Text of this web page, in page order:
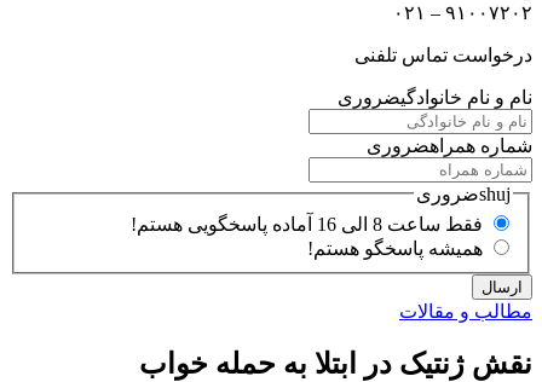
۹۱۰۰۷۲۰۲ – ۰۲۱
درخواست تماس تلفنی
نام و نام خانوادگیضروری
شماره همراهضروری
shujضروری
فقط ساعت 8 الی 16 آماده پاسخگویی هستم!
همیشه پاسخگو هستم!
مطالب و مقالات
نقش ژنتیک در ابتلا به حمله خواب